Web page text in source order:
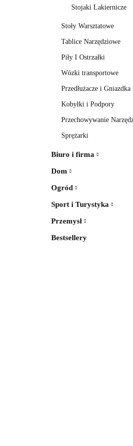
Stojaki Lakiernicze
Stoły Warsztatowe
Tablice Narzędziowe
Piły I Ostrzałki
Wózki transportowe
Przedłużacze i Gniazdka
Kobyłki i Podpory
Przechowywanie
Sprężarki
Biuro i firma
Dom
Ogród
Sport i Turystyka
Przemysł
Bestsellery